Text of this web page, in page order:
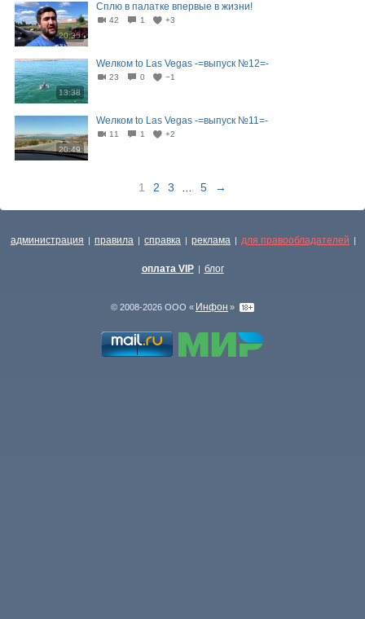
20:35
Сплю в палатке впервые в жизни!
42 1 +3
13:38
Wелком to Las Vegas -=выпуск №12=-
23 0 −1
20:49
Wелком to Las Vegas -=выпуск №11=-
11 1 +2
1 2 3 5 →
администрация | правила | справка | реклама | для правообладателей |
оплата VIP | блог
© 2008-2026 ООО « Инфон »